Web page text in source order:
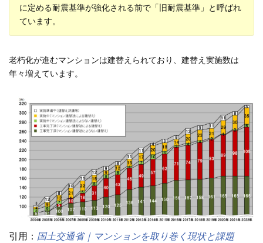
に定める耐震基準が強化される前で「旧耐震基準」と呼ばれ
ています。
老朽化が進むマンションは建替えられており、建替え実施数は
年々増えています。
引用： 国土交通省｜マンションを取り巻く現状と課題